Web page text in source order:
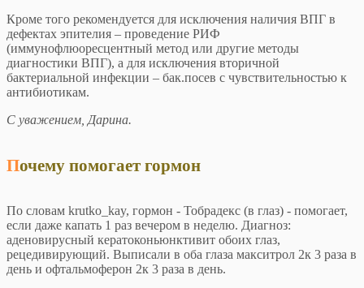
Кроме того рекомендуется для исключения наличия ВПГ в
дефектах эпителия – проведение РИФ
(иммунофлюоресцентный метод или другие методы
диагностики ВПГ), а для исключения вторичной
бактериальной инфекции – бак.посев с чувствительностью к
антибиотикам.
С уважением, Дарина.
Почему помогает гормон
По словам krutko_kay, гормон - Тобрадекс (в глаз) - помогает,
если даже капать 1 раз вечером в неделю. Диагноз:
аденовирусный кератоконьюнктивит обоих глаз,
рецедивирующий. Выписали в оба глаза макситрол 2к 3 раза в
день и офтальмоферон 2к 3 раза в день.